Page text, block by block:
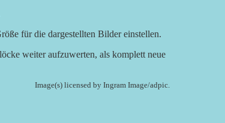
für die dargestellten Bilder einstellen.
weiter aufzuwerten, als komplett neue
Image(s) licensed by Ingram Image/adpic.